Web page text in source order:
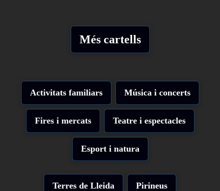
Més cartells
Activitats familiars Música i concerts
Fires i mercats Teatre i espectacles
Esport i natura
Terres de Lleida Pirineus